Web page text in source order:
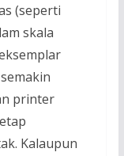
(seperti
skala
printer
Kalaupun